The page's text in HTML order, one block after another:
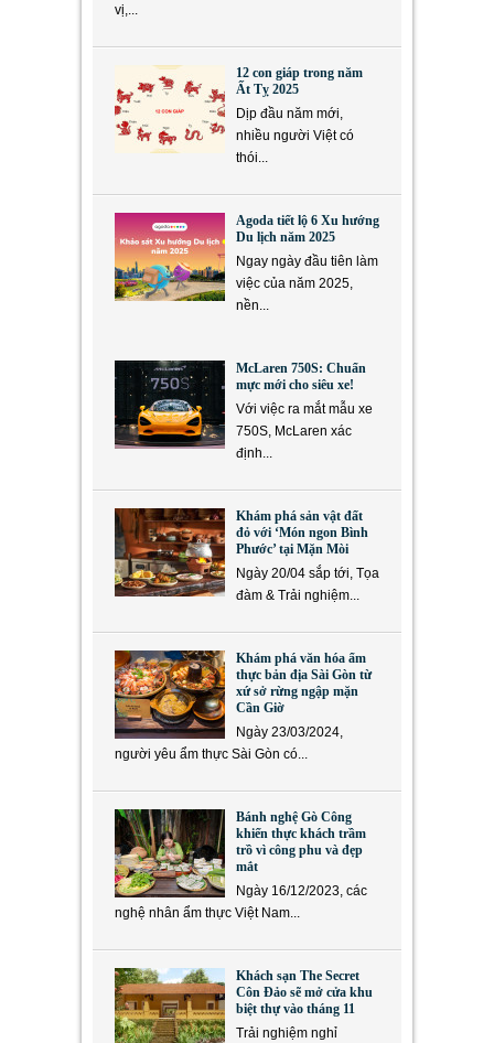
vị,...
12 con giáp trong năm
Ất Tỵ 2025
Dịp đầu năm mới,
nhiều người Việt có
thói...
Agoda tiết lộ 6 Xu hướng
Du lịch năm 2025
Ngay ngày đầu tiên làm
việc của năm 2025,
nền...
McLaren 750S: Chuẩn
mực mới cho siêu xe!
Với việc ra mắt mẫu xe
750S, McLaren xác
định...
Khám phá sản vật đất
đỏ với ‘Món ngon Bình
Phước’ tại Mặn Mòi
Ngày 20/04 sắp tới, Tọa
đàm & Trải nghiệm...
Khám phá văn hóa ẩm
thực bản địa Sài Gòn từ
xứ sở rừng ngập mặn
Cần Giờ
Ngày 23/03/2024,
người yêu ẩm thực Sài Gòn có...
Bánh nghệ Gò Công
khiến thực khách trầm
trồ vì công phu và đẹp
mắt
Ngày 16/12/2023, các
nghệ nhân ẩm thực Việt Nam...
Khách sạn The Secret
Côn Đảo sẽ mở cửa khu
biệt thự vào tháng 11
Trải nghiệm nghỉ